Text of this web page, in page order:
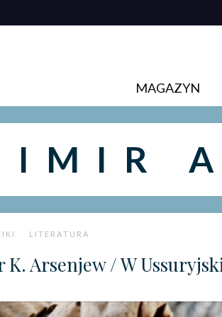
MAGAZYN
LITERATURA
Arsenjew / W